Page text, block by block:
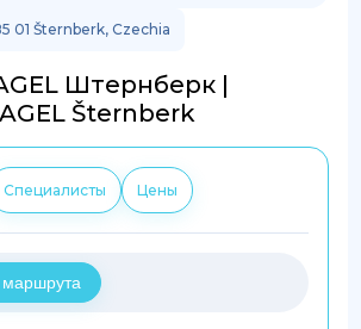
01 Šternberk, Czechia
Штернберк |
Šternberk
Специалисты Цены